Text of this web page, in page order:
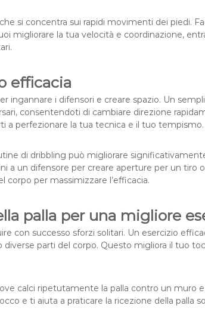
si concentra sui rapidi movimenti dei piedi.
migliorare la tua velocità e coordinazione,
efficacia
ingannare i difensori e creare spazio. Un
consentendoti di cambiare direzione
a perfezionare la tua tecnica e il tuo tempismo.
di dribbling può migliorare
a un difensore per creare aperture per un tiro
corpo per massimizzare l’efficacia.
palla per una migliore
con successo sforzi solitari. Un esercizio
diverse parti del corpo. Questo migliora il tuo
calci ripetutamente la palla contro un muro
e ti aiuta a praticare la ricezione della palla